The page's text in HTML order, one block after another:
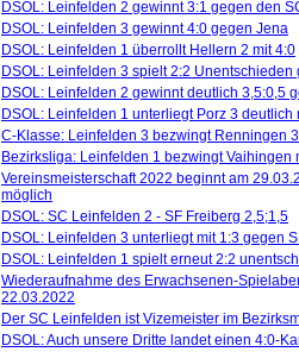
DSOL: Leinfelden 2 gewinnt 3:1 gegen den
DSOL: Leinfelden 3 gewinnt 4:0 gegen Jena
DSOL: Leinfelden 1 überrollt Hellern 2 mit 4:0
DSOL: Leinfelden 3 spielt 2:2 Unentschieden
DSOL: Leinfelden 2 gewinnt deutlich 3,5:0,5
DSOL: Leinfelden 1 unterliegt Porz 3 deutlich
C-Klasse: Leinfelden 3 bezwingt Renningen
Bezirksliga: Leinfelden 1 bezwingt Vaihingen
Vereinsmeisterschaft 2022 beginnt am
möglich
DSOL: SC Leinfelden 2 - SF Freiberg 2,5;1,5
DSOL: Leinfelden 3 unterliegt mit 1:3 gegen
DSOL: Leinfelden 1 spielt erneut 2:2
Wiederaufnahme des Erwachsenen-
22.03.2022
Der SC Leinfelden ist Vizemeister im
DSOL: Auch unsere Dritte landet einen 4:0-